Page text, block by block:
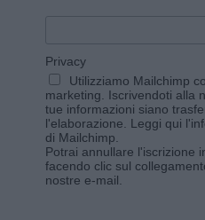
Privacy
Utilizziamo Mailchimp
marketing. Iscrivendoti alla
tue informazioni siano
l'elaborazione. Leggi qui
di Mailchimp
Potrai annullare l'iscrizione
facendo clic sul
nostre e-mail.